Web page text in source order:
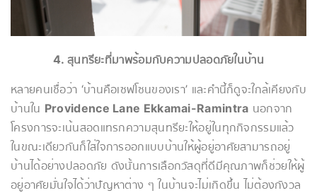
4. สุนทรียะที่มาพร้อมกับความปลอดภัยในบ้าน
หลายคนเชื่อว่า ‘บ้านคือเซฟโซนของเรา’ และคำนี้ก็ดูจะใกล้เคียงกับ
บ้านใน Providence Lane Ekkamai-Ramintra นอกจาก
โครงการจะเน้นสอดแทรกความสุนทรียะให้อยู่ในทุกกิจกรรมแล้ว
ในขณะเดียวกันก็ใส่ใจการออกแบบบ้านให้ผู้อยู่อาศัยสามารถอยู่
บ้านได้อย่างปลอดภัย ดังนั้นการเลือกวัสดุที่ดีมีคุณภาพก็ช่วยให้ผู้
อยู่อาศัยมั่นใจได้ว่าปัญหาต่าง ๆ ในบ้านจะไม่เกิดขึ้น ไม่ต้องกังวล